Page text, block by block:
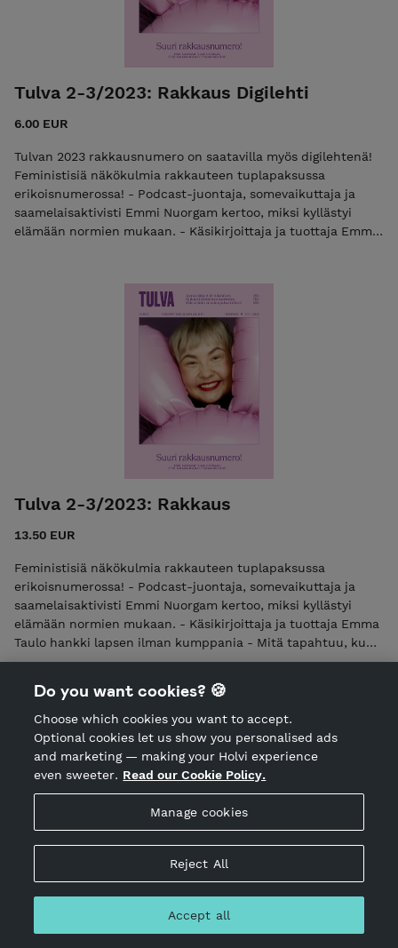
Tulva 2-3/2023: Rakkaus Digilehti
6.00 EUR
Tulvan 2023 rakkausnumero on saatavilla myös digilehtenä!
Feministisiä näkökulmia rakkauteen tuplapaksussa
erikoisnumerossa! - Podcast-juontaja, somevaikuttaja ja
saamelaisaktivisti Emmi Nuorgam kertoo, miksi kyllästyi
elämään normien mukaan. - Käsikirjoittaja ja tuottaja Emma
ollut aina – miksi siihen silti edelleen suhtaudutaan
vaiheena? - Onko ystävyyden kohtalo jäädä romanttisten
suhteiden jalkoihin? - Suomalaisfirma kauppaa miehille
opasta thaimaalaisen vaimon löytämiseen: Miksi? -
Aromanttikko ei kaipaa romantiikka, ja sekös läheisiä
kimmastuttaa! - Uusina vakiokolumnisteina
pikakahvimemegirl alma tuuva Alma Tuuva + 74 sivun edestä
journalismia, sanataidetta, kritiikkiä ja rutkasti uusia
hauskoja palstoja! Tulva palaa julkaisutauolta, jonka aikana
lehteä on kehitetty vastaamaan paremmin lukijoiden
toiveita. Osta nyt täysin uudistunut feministilehti
Tulva 2-3/2023: Rakkaus
13.50 EUR
Feministisiä näkökulmia rakkauteen tuplapaksussa
erikoisnumerossa! - Podcast-juontaja, somevaikuttaja ja
saamelaisaktivisti Emmi Nuorgam kertoo, miksi kyllästyi
elämään normien mukaan. - Käsikirjoittaja ja tuottaja Emma
Taulo hankki lapsen ilman kumppania - Mitä tapahtuu, kun
feministi rakastuu antifeministiin? - Biseksuaalisuutta on
ollut aina – miksi siihen silti edelleen suhtaudutaan
vaiheena? - Onko ystävyyden kohtalo jäädä romanttisten
suhteiden jalkoihin? - Suomalaisfirma kauppaa miehille
opasta thaimaalaisen vaimon löytämiseen: Miksi? -
Aromanttikko ei kaipaa romantiikka, ja sekös läheisiä
kimmastuttaa! - Uusina vakiokolumnisteina
pikakahvimemegirl alma tuuva Alma Tuuva + 74 sivun edestä
journalismia, sanataidetta, kritiikkiä ja rutkasti uusia
hauskoja palstoja! Tulva palaa julkaisutauolta, jonka aikana
lehteä on kehitetty vastaamaan paremmin lukijoiden
toiveita. Osta nyt täysin uudistunut feministilehti!
Vapaaehtoinen maksu Tulvan
verkkosisällöistä 10 €
Do you want cookies? 🍪
Choose which cookies you want to accept.
Optional cookies let us show you personalised ads
and marketing — making your Holvi experience
even sweeter. Read our Cookie Policy.
Manage cookies
Reject All
Accept all